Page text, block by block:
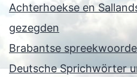
Achterhoekse en
gezegden
Brabantse
Deutsche Sprichwörter